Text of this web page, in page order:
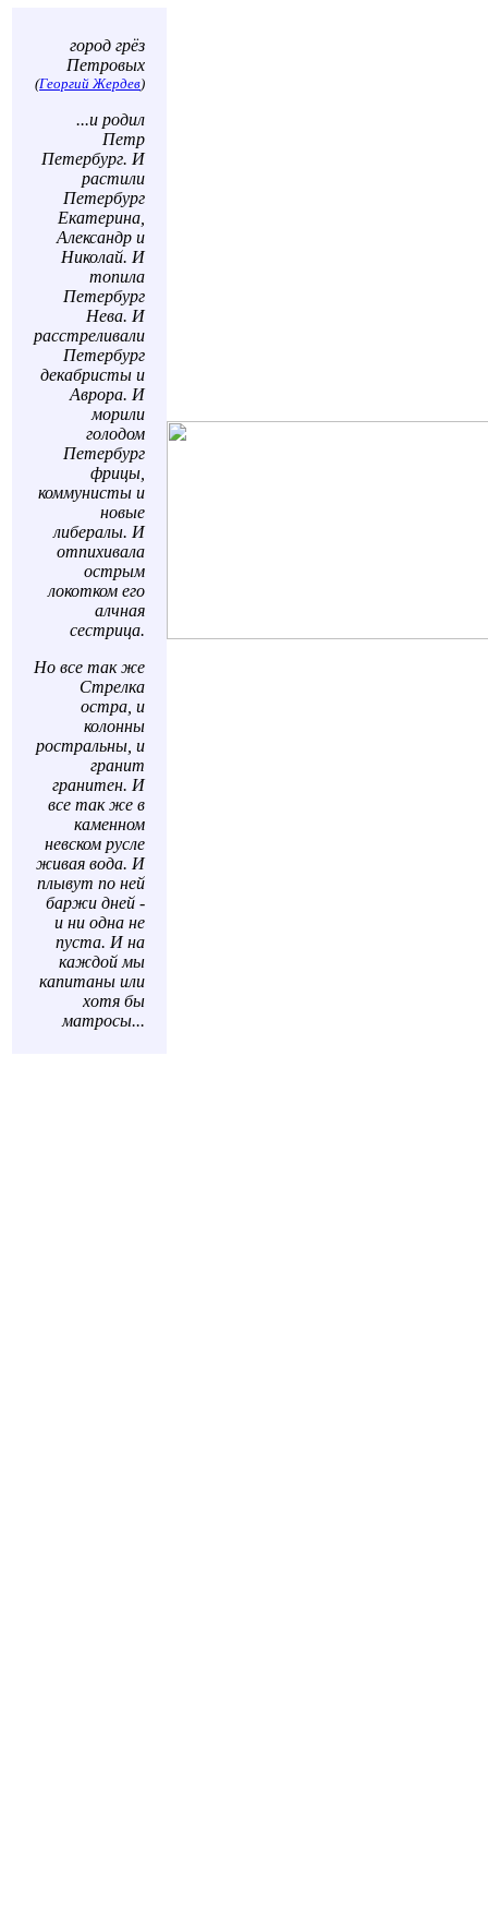
город грёз
Петровых
(Георгий Жердев)
...и родил
Петр
Петербург. И
растили
Петербург
Екатерина,
Александр и
Николай. И
топила
Петербург
Нева. И
расстреливали
Петербург
декабристы и
Аврора. И
морили
голодом
Петербург
фрицы,
коммунисты и
новые
либералы. И
отпихивала
острым
локотком его
алчная
сестрица.
Но все так же
Стрелка
остра, и
колонны
ростральны, и
гранит
гранитен. И
все так же в
каменном
невском русле
живая вода. И
плывут по ней
баржи дней -
и ни одна не
пуста. И на
каждой мы
капитаны или
хотя бы
матросы...